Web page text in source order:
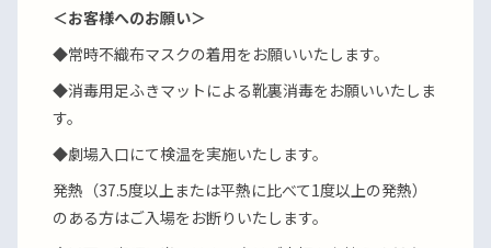
＜お客様へのお願い＞
◆常時不織布マスクの着用をお願いいたします。
◆消毒用足ふきマットによる靴裏消毒をお願いいたしま
す。
◆劇場入口にて検温を実施いたします。
発熱（37.5度以上または平熱に比べて1度以上の発熱）
のある方はご入場をお断りいたします。